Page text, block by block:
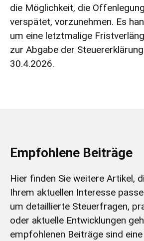
die Möglichkeit, die
verspätet, vorzunehmen. Es
um eine letztmalige
zur Abgabe der
30.4.2026.
Empfohlene Beiträge
Hier finden Sie weitere Artikel,
Ihrem aktuellen Interesse
um detaillierte Steuerfragen,
oder aktuelle Entwicklungen
empfohlenen Beiträge sind